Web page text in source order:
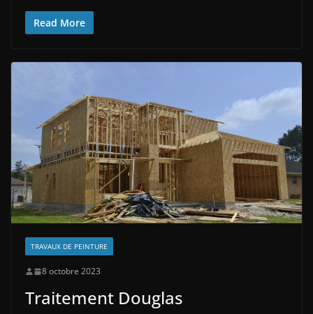
Read More
TRAVAUX DE PEINTURE
8 octobre 2023
Traitement Douglas